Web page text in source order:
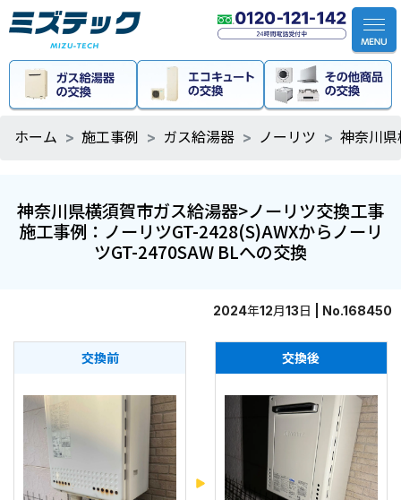
ホーム 施工事例 ガス給湯器 ノーリツ 神奈川
神奈川県横須賀市ガス給湯器>ノーリツ交換工事
施工事例：ノーリツGT-2428(S)AWXからノーリ
ツGT-2470SAW BLへの交換
2024年12月13日 | No.168450
交換前 交換後